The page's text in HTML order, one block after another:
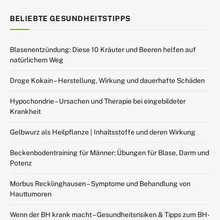
BELIEBTE GESUNDHEITSTIPPS
Blasenentzündung: Diese 10 Kräuter und Beeren helfen auf
natürlichem Weg
Droge Kokain – Herstellung, Wirkung und dauerhafte Schäden
Hypochondrie – Ursachen und Therapie bei eingebildeter
Krankheit
Gelbwurz als Heilpflanze | Inhaltsstoffe und deren Wirkung
Beckenbodentraining für Männer: Übungen für Blase, Darm und
Potenz
Morbus Recklinghausen – Symptome und Behandlung von
Hauttumoren
Wenn der BH krank macht – Gesundheitsrisiken & Tipps zum BH-